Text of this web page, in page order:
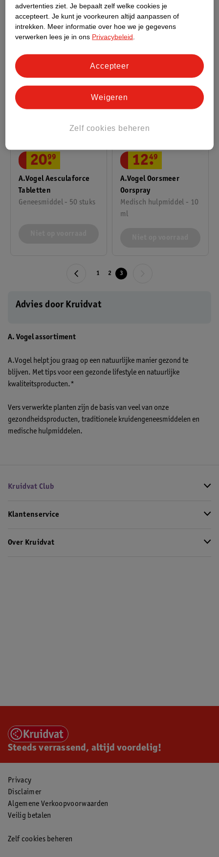
Oogdruppels
Medisch hulpmiddel -
10ml
A.Vogel Aesculaforce
Tabletten
Geneesmiddel - 50 stuks
20.
99
A.Vogel Oorsmeer
Oorspray
Medisch hulpmiddel - 10
ml
12.
49
1 2 3
Advies door Kruidvat
A. Vogel assortiment
A.Vogel helpt jou graag op een natuurlijke manier gezond te
blijven. Met tips voor een gezonde lifestyle en natuurlijke
kwaliteitsproducten.*
Vers verwerkte planten zijn de basis van veel van onze
gezondheidsproducten, traditionele kruidengeneesmiddelen en
medische hulpmiddelen.
Kruidvat Club
Klantenservice
Over Kruidvat
Steeds verrassend, altijd voordelig!
Privacy
Disclaimer
Algemene Verkoopvoorwaarden
Veilig betalen
Zelf cookies beheren
advertenties ziet. Je bepaalt zelf welke cookies je
accepteert. Je kunt je voorkeuren altijd aanpassen of
intrekken.
Meer informatie over hoe we je gegevens
verwerken lees je in ons Privacybeleid
Zelf cookies beheren
Weigeren
Accepteer